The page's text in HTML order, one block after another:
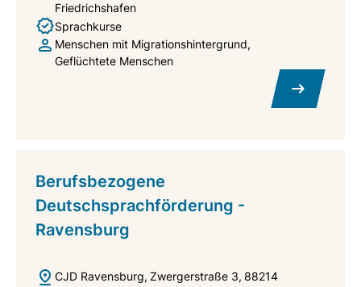
Friedrichshafen
Sprachkurse
Menschen mit Migrationshintergrund
Geflüchtete Menschen
Berufsbezogene
Deutschsprachförderung -
Ravensburg
CJD Ravensburg Zwergerstraße 3 88214